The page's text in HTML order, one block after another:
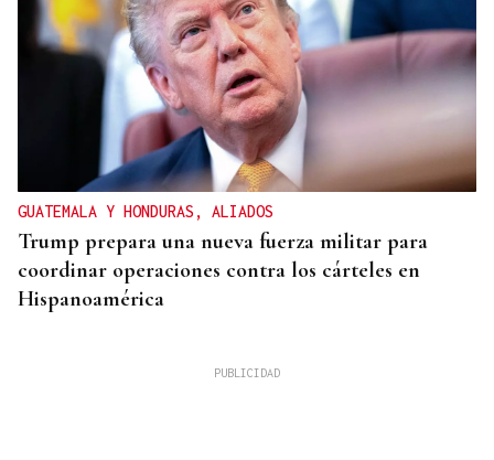
GUATEMALA Y HONDURAS, ALIADOS
Trump prepara una nueva fuerza militar para
coordinar operaciones contra los cárteles en
Hispanoamérica